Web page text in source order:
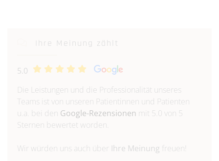
Ihre Meinung zählt
5.0
Die Leistungen und die Professionalität unseres
Teams ist von unseren Patientinnen und Patienten
u.a. bei den Google-Rezensionen mit 5.0 von 5
Sternen bewertet worden.
Wir würden uns auch über Ihre Meinung freuen!